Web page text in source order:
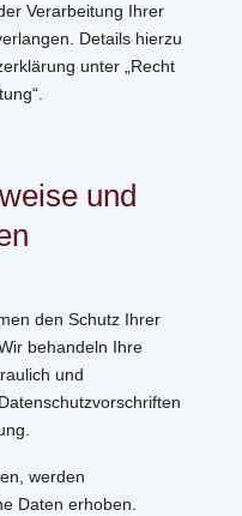
Verarbeitung Ihrer
Details hierzu
unter „Recht
und
den Schutz Ihrer
behandeln Ihre
und
werden
Daten erhoben.